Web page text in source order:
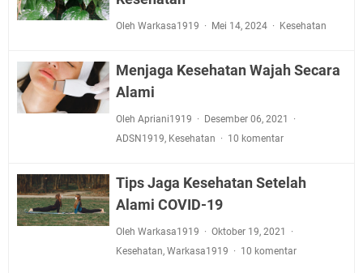
Oleh Warkasa1919 Mei 14, 2024 Kesehatan
Menjaga Kesehatan Wajah Secara
Alami
Oleh Apriani1919
Desember 06, 2021
ADSN1919, Kesehatan 10 komentar
Tips Jaga Kesehatan Setelah
Alami COVID-19
Oleh Warkasa1919
Oktober 19, 2021
Kesehatan, Warkasa1919 10 komentar